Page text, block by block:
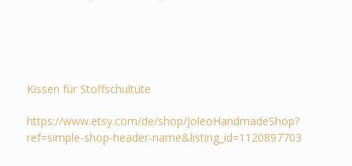
Kissen für Stoffschultüte
https://www.etsy.com/de/shop/JoleoHandmadeShop?
ref=simple-shop-header-name&listing_id=1120897703